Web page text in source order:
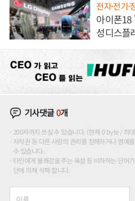
전자·전기·
아이폰18
성디스플
기사댓글0개
200자까지 쓰실 수 있습니다. (현재 0 byte / 최
저작권 등 다른 사람의 권리를 침해하거나 명예
수 있습니다.
타인에게 불쾌감을 주는 욕설 등 비하하는 단어
단에 의해 삭제 합니다.